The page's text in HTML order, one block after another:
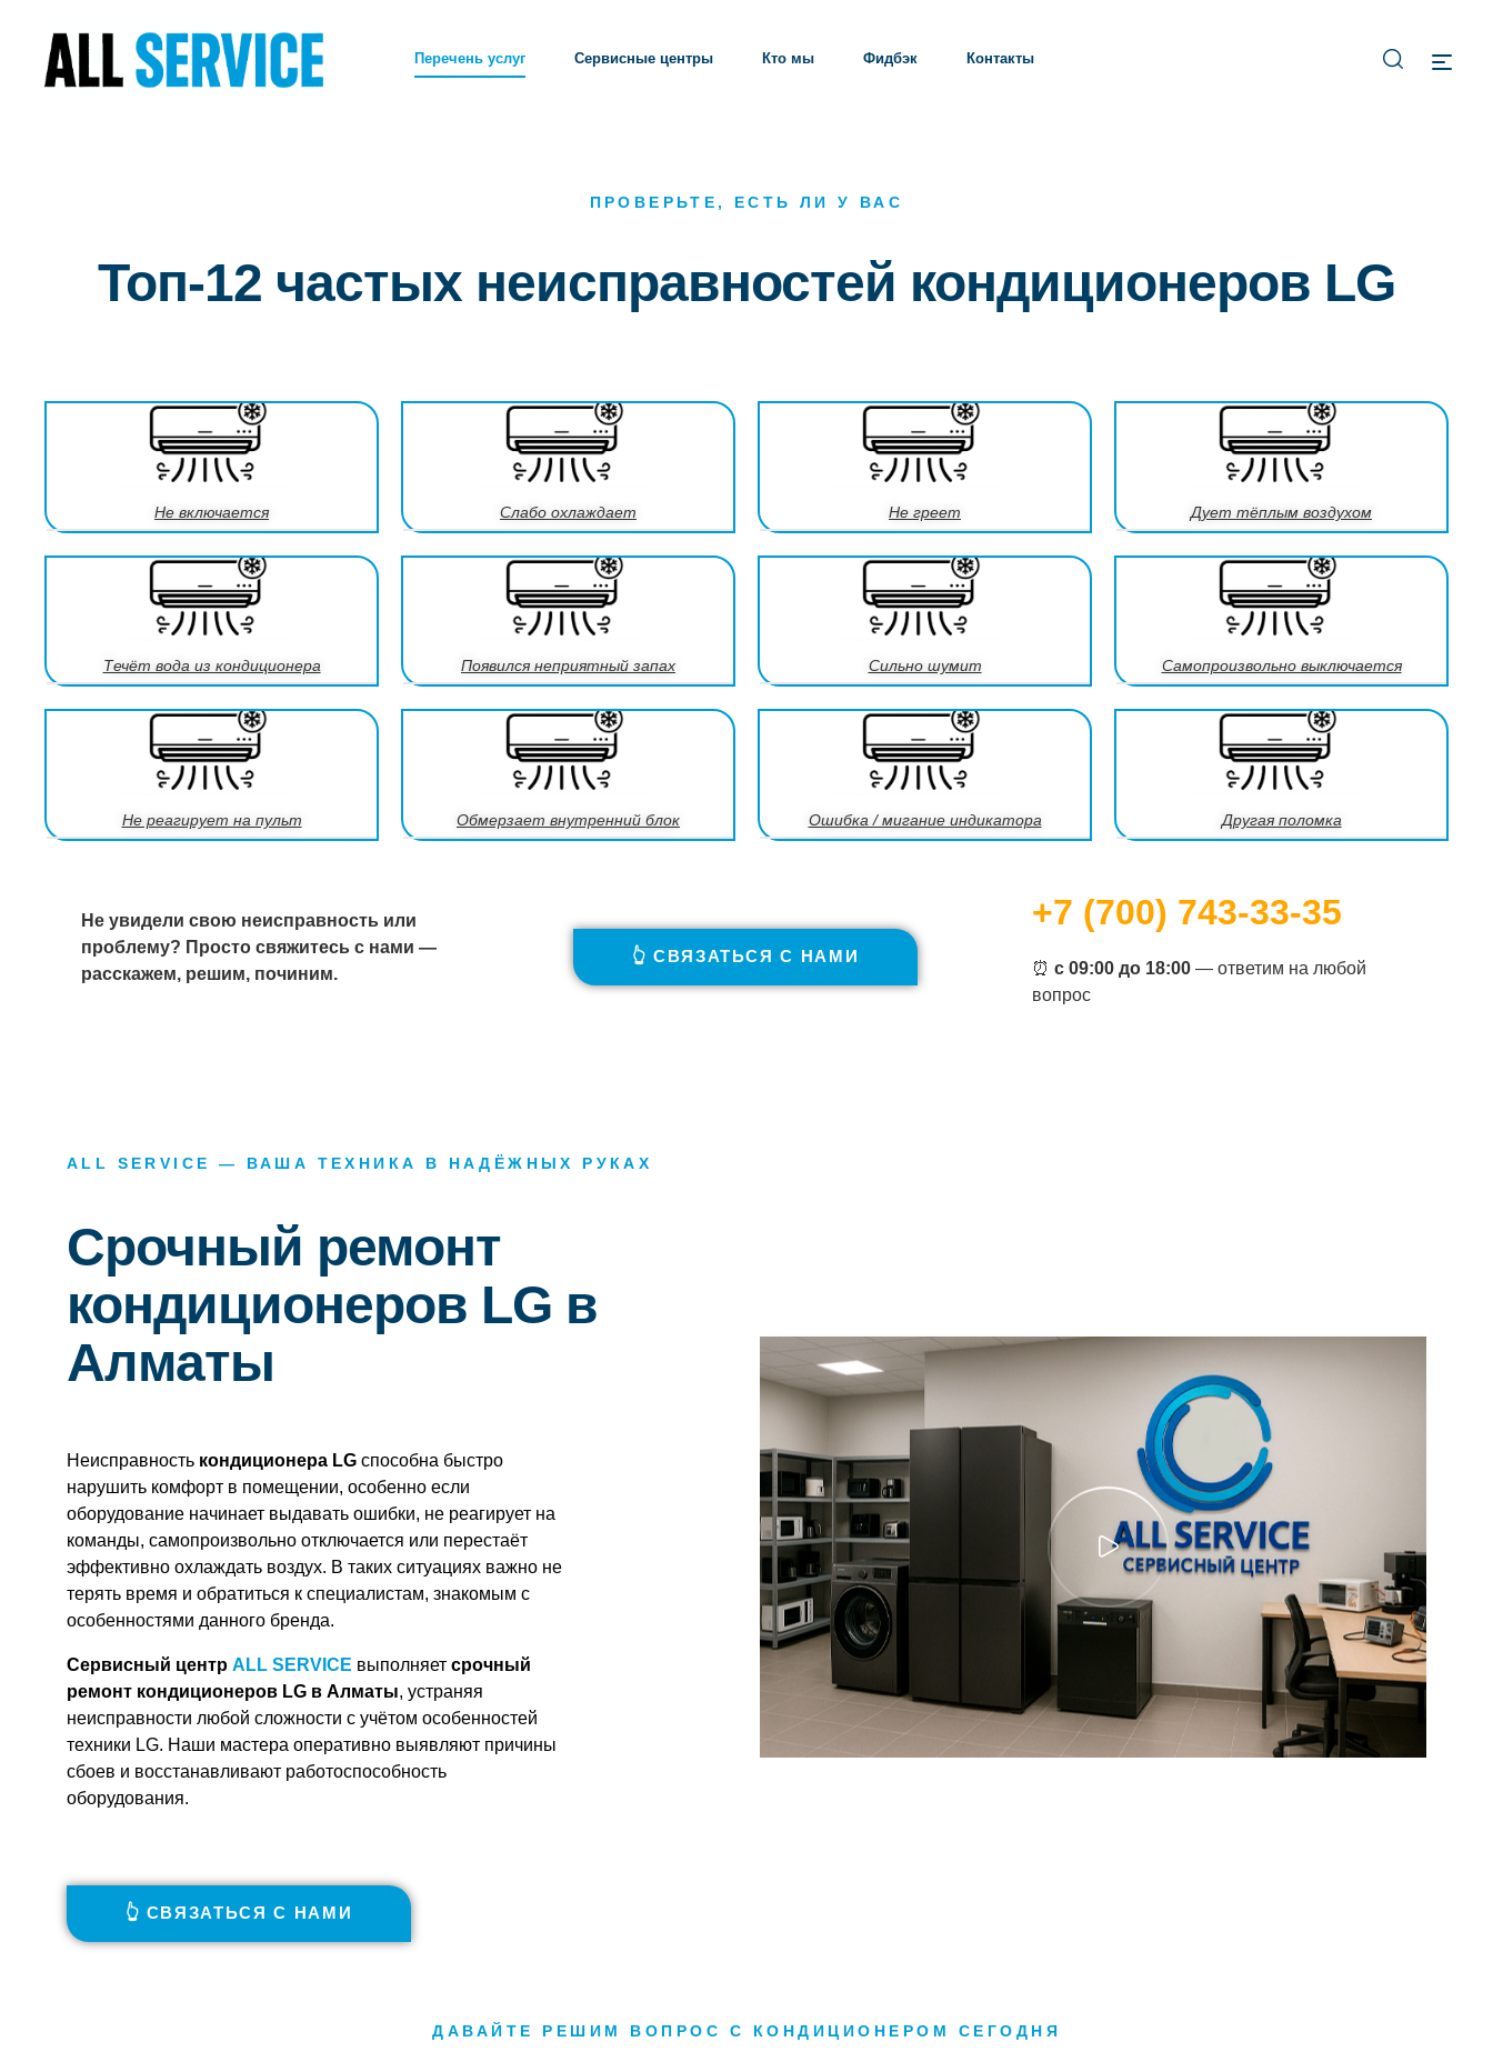
Перечень услуг Сервисные центры Кто мы Фидбэк Контакты
ПРОВЕРЬТЕ, ЕСТЬ ЛИ У ВАС
Топ-12 частых неисправностей кондиционеров LG
Не включается Слабо охлаждает Не греет Дует тёплым воздухом
Течёт вода из кондиционера Появился неприятный запах Сильно шумит Самопроизвольно выключается
Не реагирует на пульт Обмерзает внутренний блок Ошибка / мигание индикатора Другая поломка
Не увидели свою неисправность или
проблему? Просто свяжитесь с нами —
расскажем, решим, починим.
👆 СВЯЗАТЬСЯ С НАМИ
+7 (700) 743-33-35
⏰ с 09:00 до 18:00— ответим на любой
вопрос
ALL SERVICE — ВАША ТЕХНИКА В НАДЁЖНЫХ РУКАХ
Срочный ремонт
кондиционеров LG в
Алматы
Неисправность кондиционера LG способна быстро
нарушить комфорт в помещении, особенно если
оборудование начинает выдавать ошибки, не реагирует на
команды, самопроизвольно отключается или перестаёт
эффективно охлаждать воздух. В таких ситуациях важно не
терять время и обратиться к специалистам, знакомым с
особенностями данного бренда.
Сервисный центр ALL SERVICE выполняет срочный
ремонт кондиционеров LG в Алматы, устраняя
неисправности любой сложности с учётом особенностей
техники LG. Наши мастера оперативно выявляют причины
сбоев и восстанавливают работоспособность
оборудования.
👆 СВЯЗАТЬСЯ С НАМИ
ДАВАЙТЕ РЕШИМ ВОПРОС С КОНДИЦИОНЕРОМ СЕГОДНЯ